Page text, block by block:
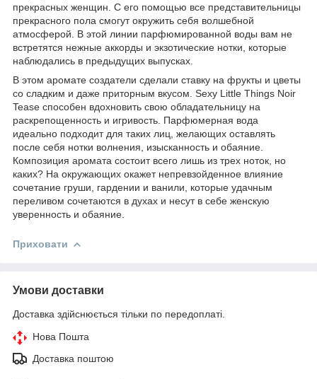
прекрасных женщин. С его помощью все представительницы
прекрасного пола смогут окружить себя волшебной
атмосферой. В этой линии парфюмированной воды вам не
встретятся нежные аккорды и экзотические нотки, которые
наблюдались в предыдущих выпусках.
В этом аромате создатели сделали ставку на фрукты и цветы
со сладким и даже приторным вкусом. Sexy Little Things Noir
Tease способен вдохновить свою обладательницу на
раскрепощенность и игривость. Парфюмерная вода
идеально подходит для таких лиц, желающих оставлять
после себя нотки волнения, изысканность и обаяние.
Композиция аромата состоит всего лишь из трех ноток, но
каких? На окружающих окажет непревзойденное влияние
сочетание груши, гардении и ванили, которые удачным
переливом сочетаются в духах и несут в себе женскую
уверенность и обаяние.
Приховати
Умови доставки
Доставка здійснюється тільки по передоплаті.
Нова Пошта
Доставка поштою